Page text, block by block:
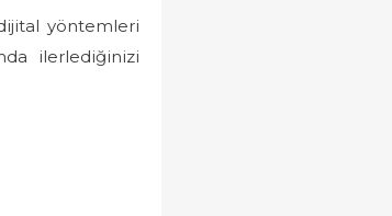
yöntemleri
ilerlediğinizi